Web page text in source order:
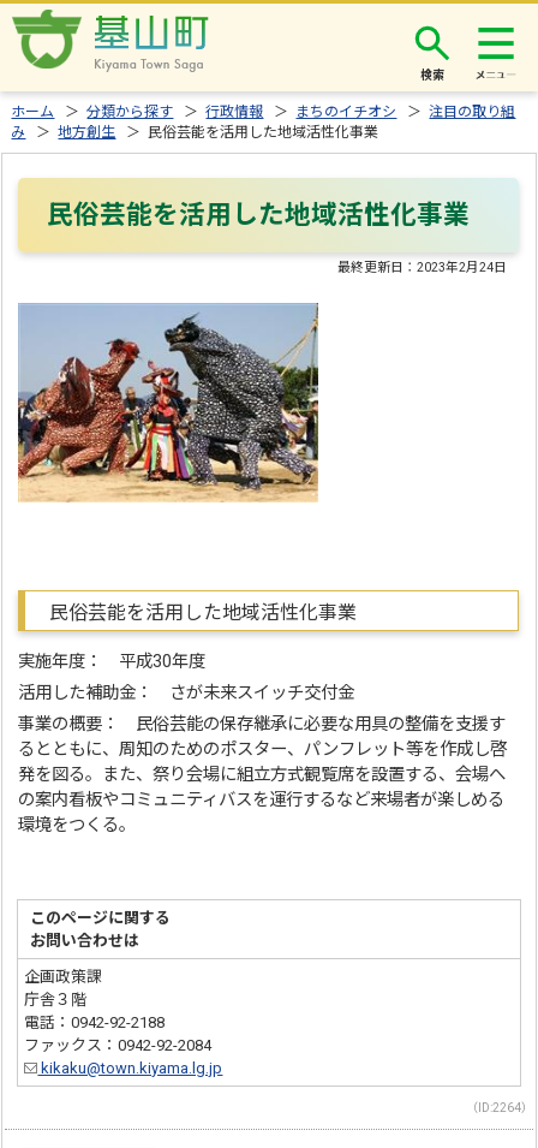
検索
ホーム ＞分類から探す ＞行政情報 ＞ まちのイチオシ ＞注目の取り組
み
＞地方創生 ＞ 民俗芸能を活用した地域活性化事業
民俗芸能を活用した地域活性化事業
最終更新日：2023年2月24日
民俗芸能を活用した地域活性化事業
実施年度： 平成30年度
活用した補助金： さが未来スイッチ交付金
事業の概要： 民俗芸能の保存継承に必要な用具の整備を支援す
るとともに、周知のためのポスター、パンフレット等を作成し啓
発を図る。また、祭り会場に組立方式観覧席を設置する、会場へ
の案内看板やコミュニティバスを運行するなど来場者が楽しめる
環境をつくる。
このページに関する
お問い合わせは
企画政策課
庁舎３階
電話：0942-92-2188
ファックス：0942-92-2084
kikaku@town.kiyama.lg.jp
（ID:2264）